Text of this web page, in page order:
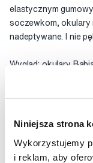
Niniejsza strona
Wykorzystujemy
i reklam, aby
elastycznym
soczewkom, okulary
nadeptywane. I nie
Wygląd: okulary
modne, a dzięki
Gwarancja:
roku od zakupu,
wysyłkę.Kliknij